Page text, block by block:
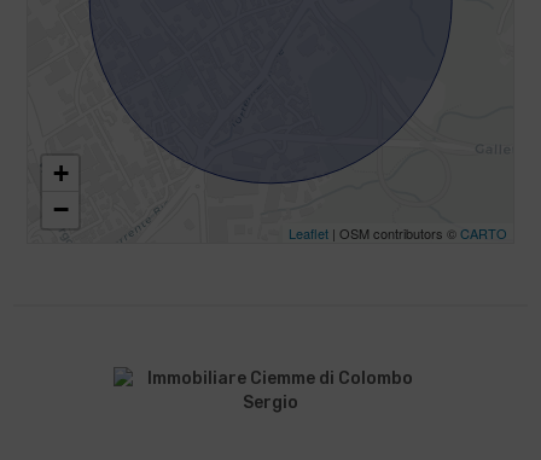
+
−
Leaflet | OSM contributors ©CARTO